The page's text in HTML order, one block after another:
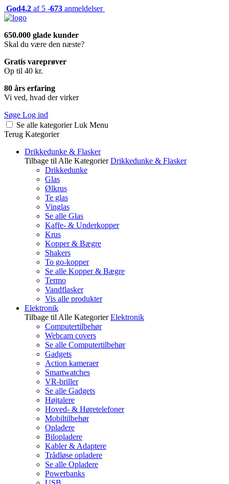
God4.2 af 5 -673 anmeldelser
650.000 glade kunder
Skal du være den næste?
Gratis vareprøver
Op til 40 kr.
80 års erfaring
Vi ved, hvad der virker
Søge Log ind
Se alle kategorier Luk Menu
Terug Kategorier
Drikkedunke & Flasker
Tilbage til Alle Kategorier Drikkedunke & Flasker
Drikkedunke
Glas
Ølkrus
Te glas
Vinglas
Se alle Glas
Kaffe- & Underkopper
Krus
Kopper & Bægre
Shakers
To go-kopper
Se alle Kopper & Bægre
Termo
Vandflasker
Vis alle produkter
Elektronik
Tilbage til Alle Kategorier Elektronik
Computertilbehør
Webcam covers
Se alle Computertilbehør
Gadgets
Action kameraer
Smartwatches
VR-briller
Se alle Gadgets
Højtalere
Hoved- & Høretelefoner
Mobiltilbehør
Opladere
Bilopladere
Kabler & Adaptere
Trådløse opladere
Se alle Opladere
Powerbanks